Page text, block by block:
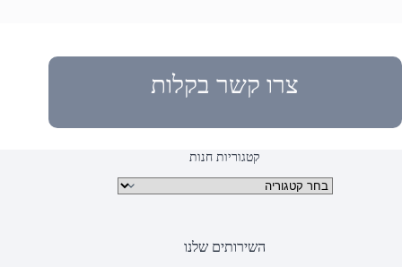
צרו קשר בקלות
קטגוריות חנות
קטגוריות מוצרים
השירותים שלנו